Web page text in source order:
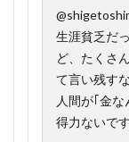
生涯貧乏だ
ど、たくさ
て言い残す
人間が｢金
得力ないです